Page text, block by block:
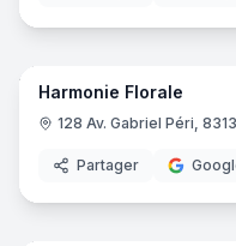
Harmonie Florale
128 Av. Gabriel Péri,
Partager